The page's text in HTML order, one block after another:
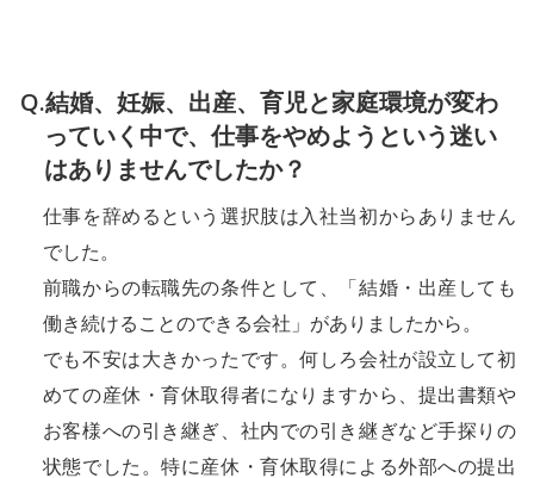
結婚、妊娠、出産、育児と家庭環境が変わ
っていく中で、仕事をやめようという迷い
はありませんでしたか？
仕事を辞めるという選択肢は入社当初からありません
でした。
前職からの転職先の条件として、「結婚・出産しても
働き続けることのできる会社」がありましたから。
でも不安は大きかったです。何しろ会社が設立して初
めての産休・育休取得者になりますから、提出書類や
お客様への引き継ぎ、社内での引き継ぎなど手探りの
状態でした。特に産休・育休取得による外部への提出